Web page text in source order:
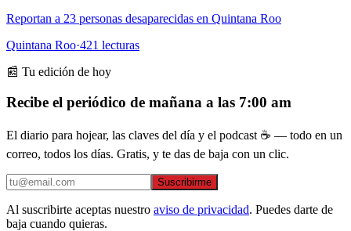
Reportan a 23 personas desaparecidas en Quintana Roo
Quintana Roo·421 lecturas
📰 Tu edición de hoy
Recibe el periódico de mañana a las 7:00 am
El diario para hojear, las claves del día y el podcast ☕ — todo en un
correo, todos los días. Gratis, y te das de baja con un clic.
Suscribirme
Al suscribirte aceptas nuestro aviso de privacidad. Puedes darte de
baja cuando quieras.